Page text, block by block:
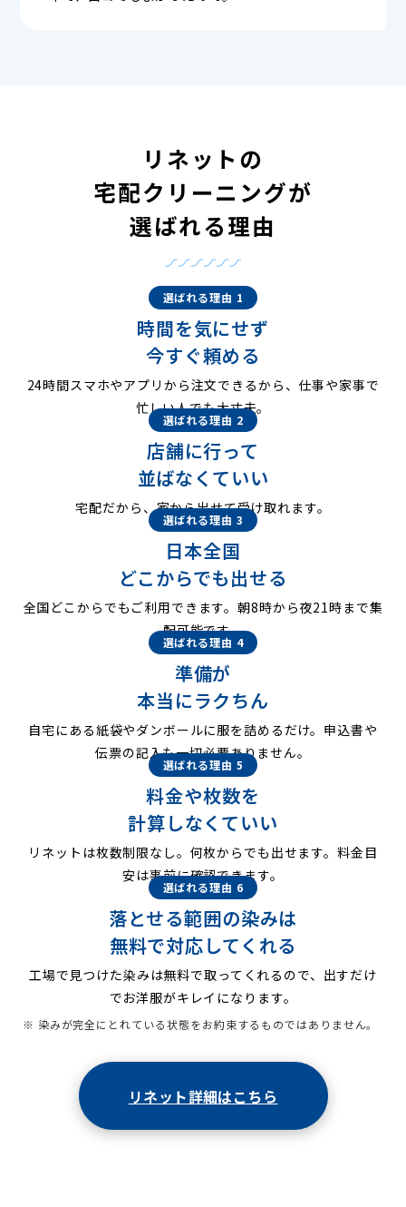
リネットの
宅配クリーニングが
選ばれる理由
選ばれる理由 1
時間を気にせず
今すぐ頼める
24時間スマホやアプリから注文できるから、仕事や家事で
忙しい人でも大丈夫。
選ばれる理由 2
店舗に行って
並ばなくていい
宅配だから、家から出せて受け取れます。
選ばれる理由 3
日本全国
どこからでも出せる
全国どこからでもご利用できます。朝8時から夜21時まで集
配可能です。
選ばれる理由 4
準備が
本当にラクちん
自宅にある紙袋やダンボールに服を詰めるだけ。申込書や
伝票の記入も一切必要ありません。
選ばれる理由 5
料金や枚数を
計算しなくていい
リネットは枚数制限なし。何枚からでも出せます。料金目
安は事前に確認できます。
選ばれる理由 6
落とせる範囲の染みは
無料で対応してくれる
工場で見つけた染みは無料で取ってくれるので、出すだけ
でお洋服がキレイになります。
※ 染みが完全にとれている状態をお約束するものではありません。
リネット詳細はこちら